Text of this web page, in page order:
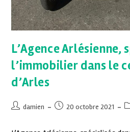
L’Agence Arlésienne,
l’immobilier dans le
d’Arles
damien 20 octobre 2021